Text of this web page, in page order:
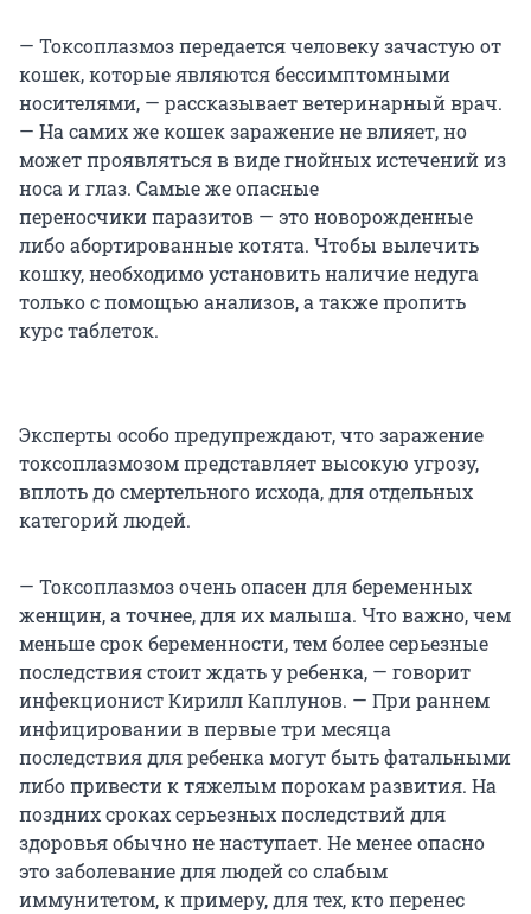
— Токсоплазмоз передается человеку зачастую от
кошек, которые являются бессимптомными
носителями, — рассказывает ветеринарный врач.
— На самих же кошек заражение не влияет, но
может проявляться в виде гнойных истечений из
носа и глаз. Самые же опасные
переносчики паразитов — это новорожденные
либо абортированные котята. Чтобы вылечить
кошку, необходимо установить наличие недуга
только с помощью анализов, а также пропить
курс таблеток.
Эксперты особо предупреждают, что заражение
токсоплазмозом представляет высокую угрозу,
вплоть до смертельного исхода, для отдельных
категорий людей.
— Токсоплазмоз очень опасен для беременных
женщин, а точнее, для их малыша. Что важно, чем
меньше срок беременности, тем более серьезные
последствия стоит ждать у ребенка, — говорит
инфекционист Кирилл Каплунов. — При раннем
инфицировании в первые три месяца
последствия для ребенка могут быть фатальными
либо привести к тяжелым порокам развития. На
поздних сроках серьезных последствий для
здоровья обычно не наступает. Не менее опасно
это заболевание для людей со слабым
иммунитетом, к примеру, для тех, кто перенес